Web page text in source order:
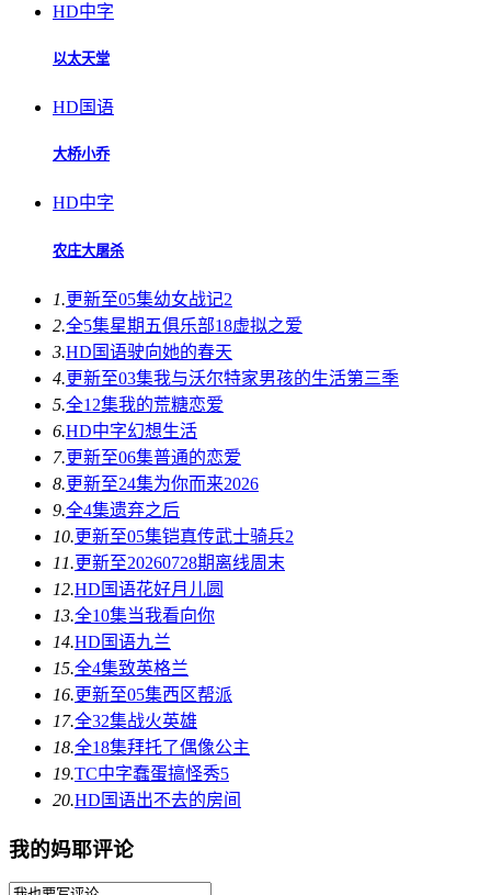
HD中字
以太天堂
HD国语
大桥小乔
HD中字
农庄大屠杀
1.更新至05集幼女战记2
2.全5集星期五俱乐部18虚拟之爱
3.HD国语驶向她的春天​
4.更新至03集我与沃尔特家男孩的生活第三季
5.全12集我的荒糖恋爱
6.HD中字幻想生活
7.更新至06集普通的恋爱
8.更新至24集为你而来2026
9.全4集遗弃之后
10.更新至05集铠真传武士骑兵2
11.更新至20260728期离线周末
12.HD国语花好月儿圆
13.全10集当我看向你
14.HD国语九兰
15.全4集致英格兰
16.更新至05集西区帮派
17.全32集战火英雄
18.全18集拜托了偶像公主
19.TC中字蠢蛋搞怪秀5
20.HD国语出不去的房间
我的妈耶评论